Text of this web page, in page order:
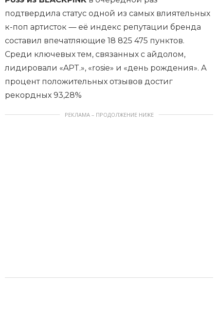
подтвердила статус одной из самых влиятельных
к-поп артисток — её индекс репутации бренда
составил впечатляющие 18 825 475 пунктов.
Среди ключевых тем, связанных с айдолом,
лидировали «APT.», «rosie» и «день рождения». А
процент положительных отзывов достиг
рекордных 93,28%
РЕКЛАМА – ПРОДОЛЖЕНИЕ НИЖЕ